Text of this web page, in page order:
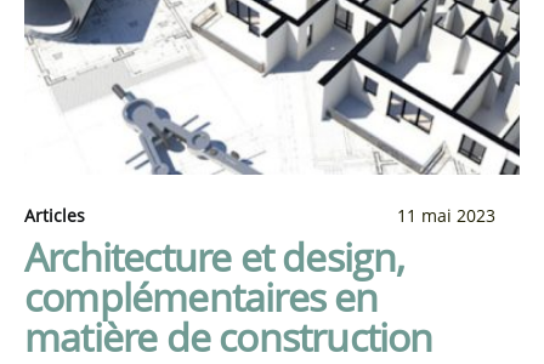
Articles 11 mai 2023
Architecture et design,
complémentaires en
matière de construction